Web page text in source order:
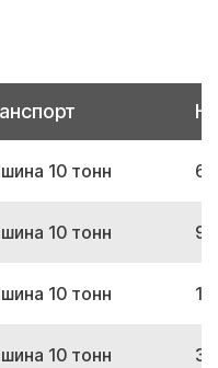
10 тонн
10 тонн
10 тонн
10 тонн